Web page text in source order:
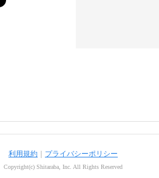
利用規約 プライバシーポリシー
Copyright(c) Shitaraba, Inc. All Rights Reserved